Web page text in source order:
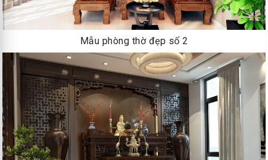
Mẫu phòng thờ đẹp số 2